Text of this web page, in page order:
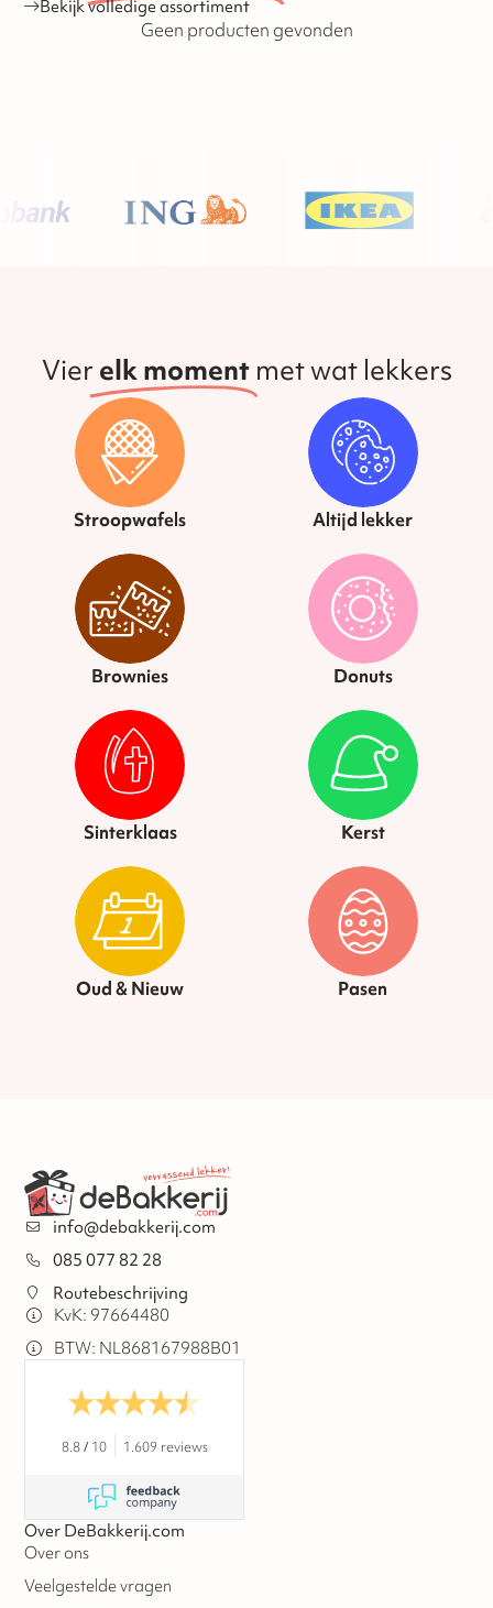
Bekijk volledige assortiment
Geen producten gevonden
Vier elk moment met wat lekkers
Stroopwafels Altijd lekker
Brownies Donuts
Sinterklaas Kerst
Oud & Nieuw Pasen
info@debakkerij.com
085 077 82 28
Routebeschrijving
KvK: 97664480
BTW: NL868167988B01
8.8/ 10 1.609 reviews
Over DeBakkerij.com
Over ons
Veelgestelde vragen